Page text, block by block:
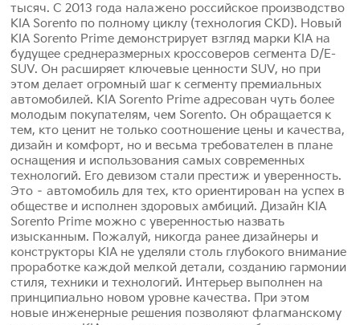
тысяч. С 2013 года налажено российское производство
KIA Sorento по полному циклу (технология CKD). Новый
KIA Sorento Prime демонстрирует взгляд марки KIA на
будущее среднеразмерных кроссоверов сегмента D/Е-
SUV. Он расширяет ключевые ценности SUV, но при
этом делает огромный шаг к сегменту премиальных
автомобилей. KIA Sorento Prime адресован чуть более
молодым покупателям, чем Sorento. Он обращается к
тем, кто ценит не только соотношение цены и качества,
дизайн и комфорт, но и весьма требователен в плане
оснащения и использования самых современных
технологий. Его девизом стали престиж и уверенность.
Это – автомобиль для тех, кто ориентирован на успех в
обществе и исполнен здоровых амбиций. Дизайн KIA
Sorento Prime можно с уверенностью назвать
изысканным. Пожалуй, никогда ранее дизайнеры и
конструкторы KIA не уделяли столь глубокого внимание
проработке каждой мелкой детали, созданию гармонии
стиля, техники и технологий. Интерьер выполнен на
принципиально новом уровне качества. При этом
новые инженерные решения позволяют флагманскому